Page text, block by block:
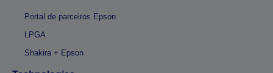
Portal de parceiros Epson
LPGA
Shakira + Epson